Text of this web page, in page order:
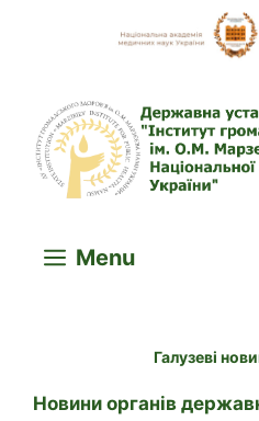
Menu
Галузеві
Новини органів